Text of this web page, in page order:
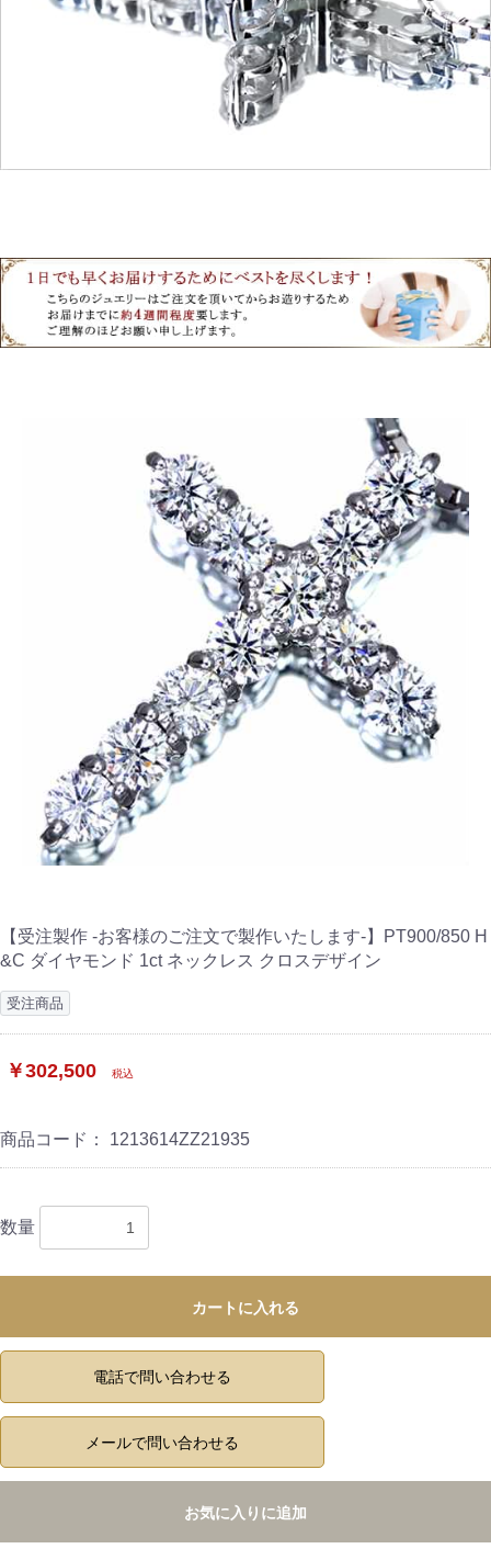
【受注製作 -お客様のご注文で製作いたします-】PT900/850 H
&C ダイヤモンド 1ct ネックレス クロスデザイン
受注商品
￥302,500 税込
商品コード： 1213614ZZ21935
数量
カートに入れる
電話で問い合わせる
メールで問い合わせる
お気に入りに追加